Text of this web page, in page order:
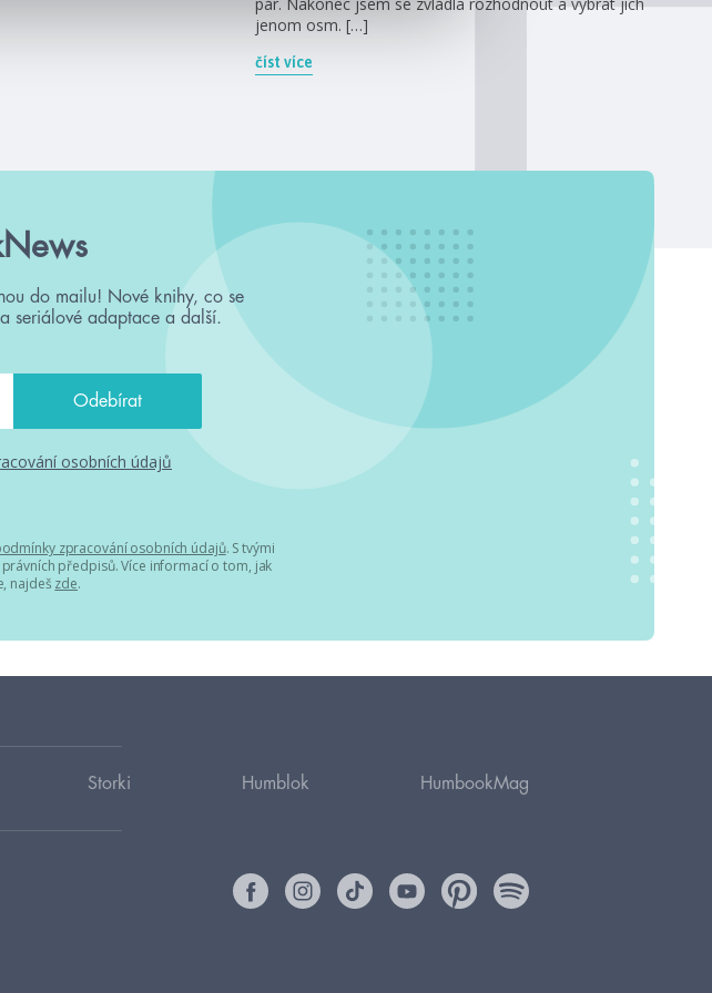
jenom osm. […]
číst více
do mailu! Nové knihy, co se
seriálové adaptace a další.
osobních údajů
zpracování osobních údajů. S tvými
předpisů. Více informací o tom, jak
najdeš zde.
Storki Humblok HumbookMag